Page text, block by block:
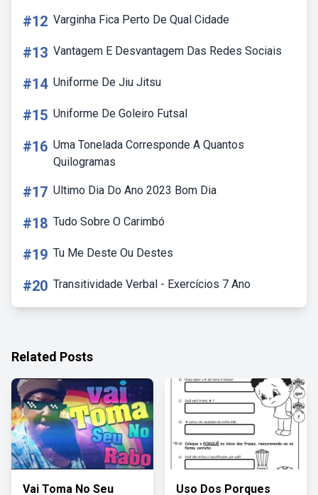
#12 Varginha Fica Perto De Qual Cidade
#13 Vantagem E Desvantagem Das Redes Sociais
#14 Uniforme De Jiu Jitsu
#15 Uniforme De Goleiro Futsal
#16 Uma Tonelada Corresponde A Quantos
Quilogramas
#17 Ultimo Dia Do Ano 2023 Bom Dia
#18 Tudo Sobre O Carimbó
#19 Tu Me Deste Ou Destes
#20 Transitividade Verbal - Exercícios 7 Ano
Related Posts
Vai Toma No Seu Uso Dos Porques